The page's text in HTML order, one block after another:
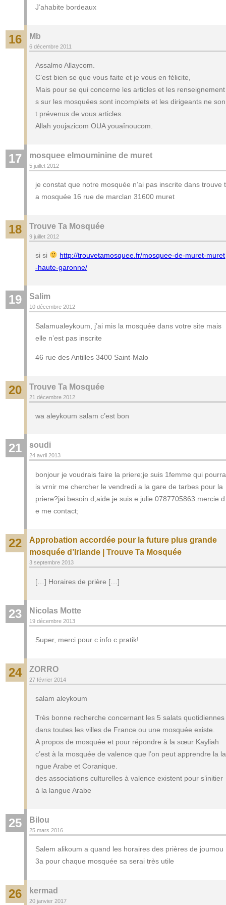
J’ahabite bordeaux
16 Mb
6 décembre 2011
Assalmo Allaycom.
C’est bien se que vous faite et je vous en félicite,
Mais pour se qui concerne les articles et les renseignement
s sur les mosquées sont incomplets et les dirigeants ne son
t prévenus de vous articles.
Allah youjazicom OUA youaînoucom.
17 mosquee elmouminine de muret
5 juillet 2012
je constat que notre mosquée n’ai pas inscrite dans trouve t
a mosquée 16 rue de marclan 31600 muret
18 Trouve Ta Mosquée
9 juillet 2012
si si
http://trouvetamosquee.fr/mosquee-de-muret-muret
-haute-garonne/
19 Salim
10 décembre 2012
Salamualeykoum, j’ai mis la mosquée dans votre site mais
elle n’est pas inscrite
46 rue des Antilles 3400 Saint-Malo
20 Trouve Ta Mosquée
21 décembre 2012
wa aleykoum salam c’est bon
21 soudi
24 avril 2013
bonjour je voudrais faire la priere;je suis 1femme qui pourra
is vrnir me chercher le vendredi a la gare de tarbes pour la
priere?jai besoin d;aide.je suis e julie 0787705863.mercie d
e me contact;
22
Approbation accordée pour la future plus grande
mosquée d’Irlande | Trouve Ta Mosquée
3 septembre 2013
[…] Horaires de prière […]
23 Nicolas Motte
19 décembre 2013
Super, merci pour c info c pratik!
24 ZORRO
27 février 2014
salam aleykoum
Très bonne recherche concernant les 5 salats quotidiennes
dans toutes les villes de France ou une mosquée existe.
A propos de mosquée et pour répondre à la sœur Kayliah
c’est à la mosquée de valence que l’on peut apprendre la la
ngue Arabe et Coranique.
des associations culturelles à valence existent pour s’initier
à la langue Arabe
25 Bilou
25 mars 2016
Salem alikoum a quand les horaires des prières de joumou
3a pour chaque mosquée sa serai très utile
26 kermad
20 janvier 2017